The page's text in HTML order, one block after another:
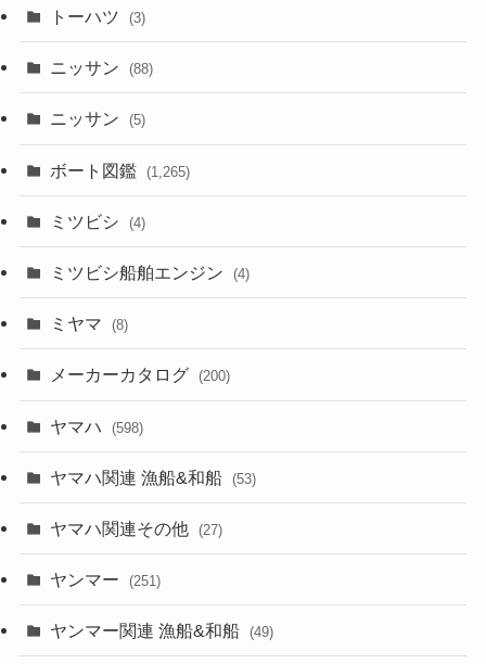
トーハツ (3)
ニッサン (88)
ニッサン (5)
ボート図鑑 (1,265)
ミツビシ (4)
ミツビシ船舶エンジン (4)
ミヤマ (8)
メーカーカタログ (200)
ヤマハ (598)
ヤマハ関連 漁船&和船 (53)
ヤマハ関連その他 (27)
ヤンマー (251)
ヤンマー関連 漁船&和船 (49)